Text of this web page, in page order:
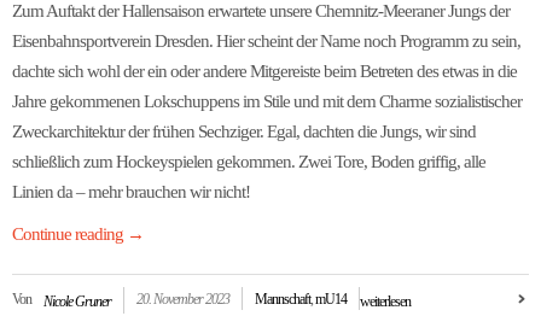
Zum Auftakt der Hallensaison erwartete unsere Chemnitz-Meeraner Jungs der
Eisenbahnsportverein Dresden. Hier scheint der Name noch Programm zu sein,
dachte sich wohl der ein oder andere Mitgereiste beim Betreten des etwas in die
Jahre gekommenen Lokschuppens im Stile und mit dem Charme sozialistischer
Zweckarchitektur der frühen Sechziger. Egal, dachten die Jungs, wir sind
schließlich zum Hockeyspielen gekommen. Zwei Tore, Boden griffig, alle
Linien da – mehr brauchen wir nicht!
Continue reading →
Von Nicole Gruner 20. November 2023 Mannschaft,mU14 weiterlesen